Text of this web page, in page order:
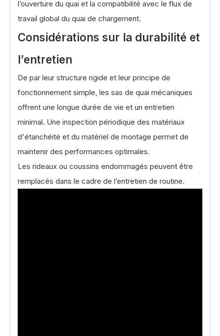
l’ouverture du quai et la compatibilité avec le flux de
travail global du quai de chargement.
Considérations sur la durabilité et
l’entretien
De par leur structure rigide et leur principe de
fonctionnement simple, les sas de quai mécaniques
offrent une longue durée de vie et un entretien
minimal. Une inspection périodique des matériaux
d'étanchéité et du matériel de montage permet de
maintenir des performances optimales.
Les rideaux ou coussins endommagés peuvent être
remplacés dans le cadre de l’entretien de routine.